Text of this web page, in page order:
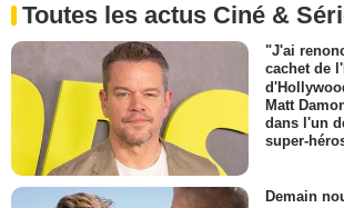
Toutes les actus Ciné &
"J'ai
cachet de
Matt
dans l'un
super-
Demain